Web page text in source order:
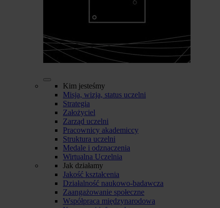
Kim jesteśmy
Misja, wizja, status uczelni
Strategia
Założyciel
Zarząd uczelni
Pracownicy akademiccy
Struktura uczelni
Medale i odznaczenia
Wirtualna Uczelnia
Jak działamy
Jakość kształcenia
Działalność naukowo-badawcza
Zaangażowanie społeczne
Współpraca międzynarodowa